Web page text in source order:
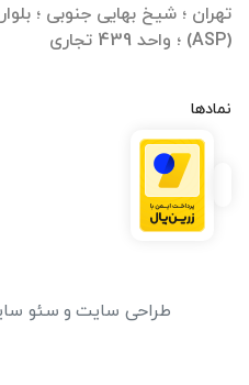
تهران ؛ شیخ بهایی جنوبی ؛
(ASP) ؛ واحد 439 تجاری
نمادها
طراحی سایت و سئو